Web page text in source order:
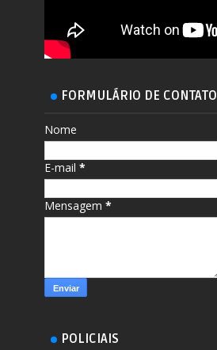
FORMULÁRIO DE CONTATO
Nome
E-mail*
Mensagem*
POLICIAIS